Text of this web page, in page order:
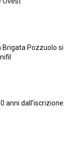
Brigata Pozzuolo si
anni dall’iscrizione